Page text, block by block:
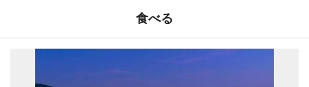
食べる